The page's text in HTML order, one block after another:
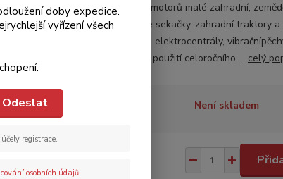
vysokootáčkových motorů malé zahradní,
techniky (motorové sekačky, zahradní traktory a
frézy, malotraktory, elektrocentrály,
apod.) vyžadujících použití celoročního ... celý
Není skladem
doby expedice.
vyřízení všech
Odeslat
účely registrace.
osobních údajů.